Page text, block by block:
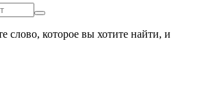
слово, которое вы хотите найти, и